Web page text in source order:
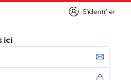
S’identifier
S’identifier
ici